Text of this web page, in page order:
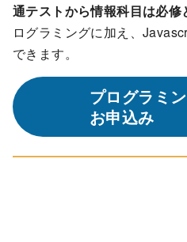
通テストから情報科目は必修
ログラミングに加え、
できます。
プログラミ
お申込み